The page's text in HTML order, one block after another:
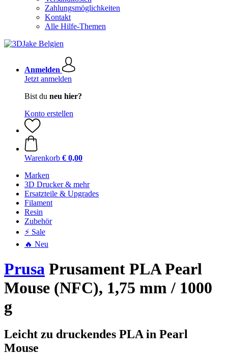
Zahlungsmöglichkeiten
Kontakt
Alle Hilfe-Themen
Anmelden
Jetzt anmelden
Bist du neu hier?
Konto erstellen
Warenkorb € 0,00
Marken
3D Drucker & mehr
Ersatzteile & Upgrades
Filament
Resin
Zubehör
⚡ Sale
🔥 Neu
Prusa Prusament PLA Pearl
Mouse (NFC), 1,75 mm / 1000
g
Leicht zu druckendes PLA in Pearl
Mouse